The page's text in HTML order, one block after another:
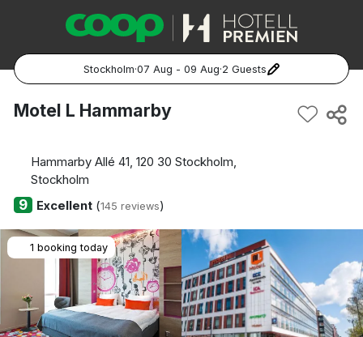
Stockholm·07 Aug - 09 Aug·2 Guests
Popular Destinations:
Stockholm
Göteborg
Malmö
Hela Norge
Motel L Hammarby
Hammarby Allé 41, 120 30 Stockholm,
Stockholm
9 Excellent(145 reviews)
1 booking today